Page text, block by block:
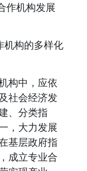
作机构发展
机构的多样化
构中，应依
社会经济发
、分类指
，大力发展
基层政府指
成立专业合